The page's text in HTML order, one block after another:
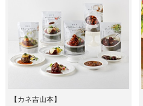
【カネ吉山本】